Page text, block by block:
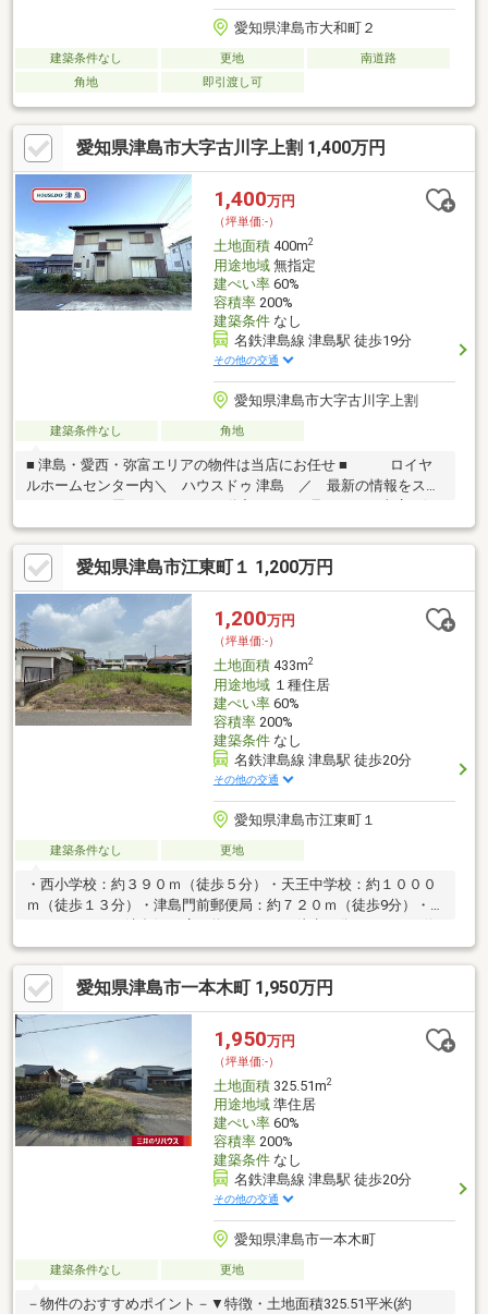
愛知県津島市大和町２
建築条件なし 更地
南道路
角地
即引渡し可
愛知県津島市大字古川字上割 1,400万円
1,400万円
（坪単価:-）
土地面積400m2
用途地域無指定
建ぺい率60%
容積率200%
建築条件なし
名鉄津島線 津島駅 徒歩19分
その他の交通
愛知県津島市大字古川字上割
建築条件なし 角地
■ 津島・愛西・弥富エリアの物件は当店にお任せ ■ ロイヤ
ルホームセンター内＼ ハウスドゥ 津島 ／ 最新の情報をスピ
ーディーにお届け！あれこれ不動産サイトを見なくても当店で解
決！ネットに掲載していない物件は店頭でご紹介いたします。◆
東小学校/藤浪中学校◆解体更地渡し◆北西角地◆建築条件なし
土地◆再建築可能◆ヨシヅヤ津島本店徒歩約8分※写真をクリック
すると、詳細をご覧いただけます。
愛知県津島市江東町１ 1,200万円
1,200万円
（坪単価:-）
土地面積433m2
用途地域１種住居
建ぺい率60%
容積率200%
建築条件なし
名鉄津島線 津島駅 徒歩20分
その他の交通
愛知県津島市江東町１
建築条件なし 更地
・西小学校：約３９０ｍ（徒歩５分）・天王中学校：約１０００
ｍ（徒歩１３分）・津島門前郵便局：約７２０ｍ（徒歩9分）・フ
ァミリーマート津島江西店：約２３０ｍ（徒歩３分）・いちい信
用金庫江東支店約１９０ｍ（徒歩３分）
愛知県津島市一本木町 1,950万円
1,950万円
（坪単価:-）
土地面積325.51m2
用途地域準住居
建ぺい率60%
容積率200%
建築条件なし
名鉄津島線 津島駅 徒歩20分
その他の交通
愛知県津島市一本木町
建築条件なし 更地
－物件のおすすめポイント－▼特徴・土地面積325.51平米(約